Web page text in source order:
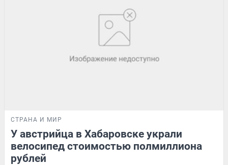
СТРАНА И МИР
У австрийца в Хабаровске украли
велосипед стоимостью полмиллиона
рублей